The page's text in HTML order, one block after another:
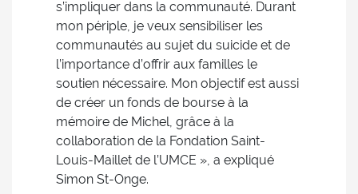
s’impliquer dans la communauté. Durant
mon périple, je veux sensibiliser les
communautés au sujet du suicide et de
l’importance d’offrir aux familles le
soutien nécessaire. Mon objectif est aussi
de créer un fonds de bourse à la
mémoire de Michel, grâce à la
collaboration de la Fondation Saint-
Louis-Maillet de l’UMCE », a expliqué
Simon St-Onge.